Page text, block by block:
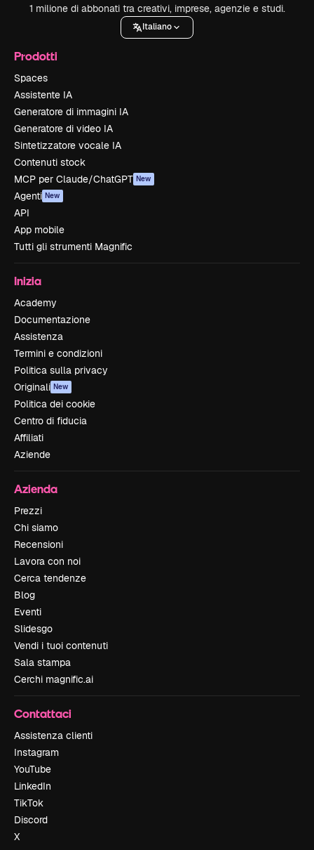
1 milione di abbonati tra creativi, imprese, agenzie e studi.
Italiano
Prodotti
Spaces
Assistente IA
Generatore di immagini IA
Generatore di video IA
Sintetizzatore vocale IA
Contenuti stock
MCP per Claude/ChatGPT New
Agenti New
API
App mobile
Tutti gli strumenti Magnific
Inizia
Academy
Documentazione
Assistenza
Termini e condizioni
Politica sulla privacy
Originali New
Politica dei cookie
Centro di fiducia
Affiliati
Aziende
Azienda
Prezzi
Chi siamo
Recensioni
Lavora con noi
Cerca tendenze
Blog
Eventi
Slidesgo
Vendi i tuoi contenuti
Sala stampa
Cerchi magnific.ai
Contattaci
Assistenza clienti
Instagram
YouTube
LinkedIn
TikTok
Discord
X